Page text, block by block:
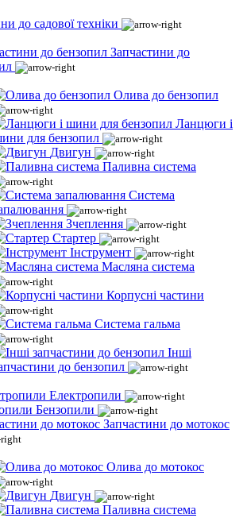
до садової техніки
Запчастини до
Олива до бензопил
Ланцюги і
для бензопил
Двигун
Паливна система
Система
Зчеплення
Стартер
Інструмент
Масляна система
Корпусні частини
Система гальма
Інші
до бензопил
Електропили
Бензопили
Запчастини до мотокос
Олива до мотокос
Двигун
Паливна система